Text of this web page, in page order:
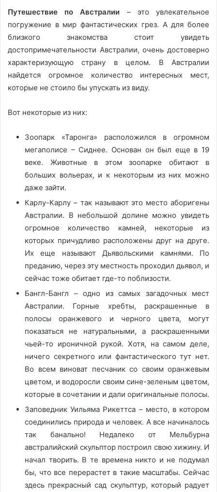
Путешествие по Австралии – это увлекательное
погружение в мир фантастических грез. А для более
близкого знакомства стоит увидеть
достопримечательности Австралии, очень достоверно
характеризующую страну в целом. В Австралии
найдется огромное количество интересных мест,
которые не стоило бы упускать из виду.
Вот некоторые из них:
Зоопарк «Таронга» расположился в огромном
мегаполисе – Сиднее. Основан он был еще в 19
веке. Животные в этом зоопарке обитают в
больших вольерах, и к некоторым из них можно
даже зайти.
Карлу-Карлу – так называют это место аборигены
Австралии. В небольшой долине можно увидеть
огромное количество камней, некоторые из
которых причудливо расположены друг на друге.
Их еще называют Дьявольскими камнями. По
преданию, через эту местность проходил дьявол, и
сейчас тоже обитает где-то поблизости.
Бангл-Бангл – одно из самых загадочных мест
Австралии. Горные хребты, раскрашенные в
полосы оранжевого и черного цвета, могут
показаться не натуральными, а раскрашенными
чьей-то ироничной рукой. Хотя, на самом деле,
ничего секретного или фантастического тут нет.
Во всем виноват песчаник со своим оранжевым
цветом, и водоросли своим сине-зеленым цветом,
которые в сочетании и дали оригинальные полосы.
Заповедник Уильяма Рикеттса – место, в котором
соединились природа и человек. А все начиналось
так банально! Недалеко от Мельбурна
австралийский скульптор построил свою хижину. И
начал творить. В те времена никто и не подумал
бы, что все перерастет в такие масштабы. Сейчас
здесь прекрасный сад скульптур, который радует